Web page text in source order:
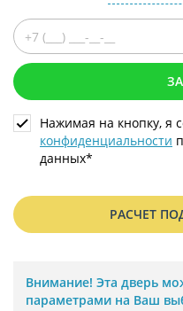
Нажимая на кнопку, я
конфиденциальности
данных*
РАСЧЕТ
Внимание! Эта дверь
параметрами на Ваш